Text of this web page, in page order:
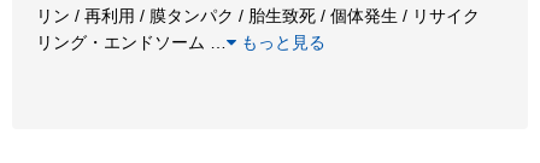
リン / 再利用 / 膜タンパク / 胎生致死 / 個体発生 / リサイク
リング・エンドソーム
もっと見る